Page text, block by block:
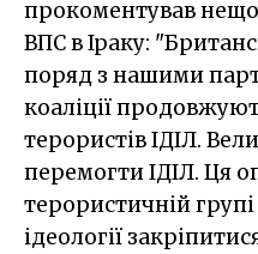
прокоментував
ВПС в Іраку:
поряд з нашими
коаліції
терористів ІДІЛ.
перемогти ІДІЛ. Ця
терористичній групі
ідеології